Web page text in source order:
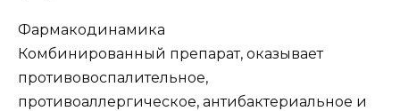
Фармакодинамика
Комбинированный препарат, оказывает
противовоспалительное,
противоаллергическое, антибактериальное и